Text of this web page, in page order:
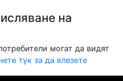
на
могат да видят
тук за да влезете